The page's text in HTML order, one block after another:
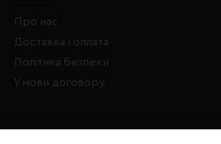
Про нас
Доставка і оплата
Політика безпеки
Умови договору